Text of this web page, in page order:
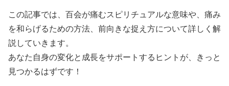
この記事では、百会が痛むスピリチュアルな意味や、痛み
を和らげるための方法、前向きな捉え方について詳しく解
説していきます。
あなた自身の変化と成長をサポートするヒントが、きっと
見つかるはずです！